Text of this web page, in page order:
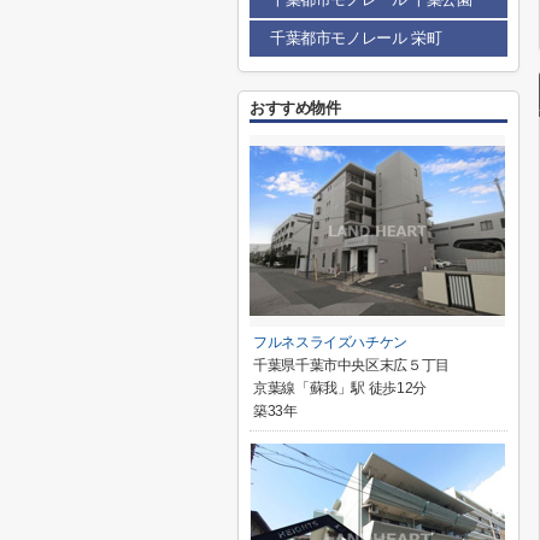
千葉都市モノレール 栄町
おすすめ物件
フルネスライズハチケン
千葉県千葉市中央区末広５丁目
京葉線「蘇我」駅 徒歩12分
築33年